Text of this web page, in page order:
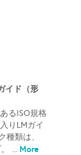
イド（形
るISO規格
りLMガイ
種類は、
... More